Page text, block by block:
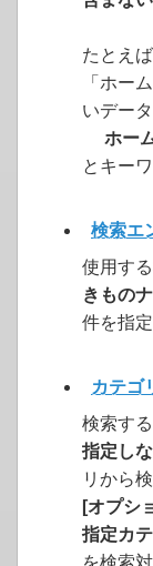
たとえ
「ホー
いデー
ホー
とキー
検索エ
使用す
きもの
件を指
カテゴ
検索す
指定し
リから
[オプシ
指定カ
を検索